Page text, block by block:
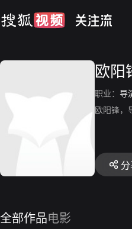
欧阳
职业： 导
欧阳锋，
全部作品电影